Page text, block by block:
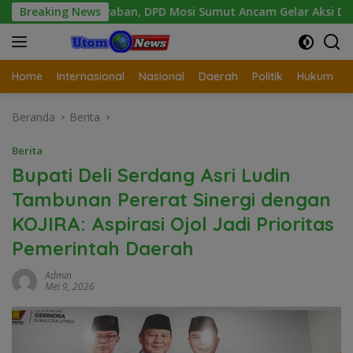
Langsung
ke
konten
Breaking News
DPD Mosi Sumut Ancam Gelar Aksi Damai Di
Home Internasional Nasional Daerah Politik Hukum
Beranda Berita
Berita
Bupati Deli Serdang Asri Ludin
Tambunan Pererat Sinergi dengan
KOJIRA: Aspirasi Ojol Jadi Prioritas
Pemerintah Daerah
Admin
Mei 9, 2026